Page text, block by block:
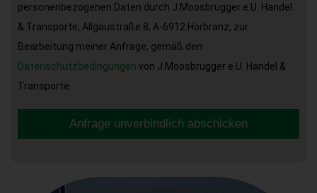
personenbezogenen Daten durch J.Moosbrugger e.U. Handel
& Transporte, Allgäustraße 8, A-6912 Hörbranz, zur
Bearbeitung meiner Anfrage, gemäß den
Datenschutzbedingungen von J.Moosbrugger e.U. Handel &
Transporte.
Anfrage unverbindlich abschicken